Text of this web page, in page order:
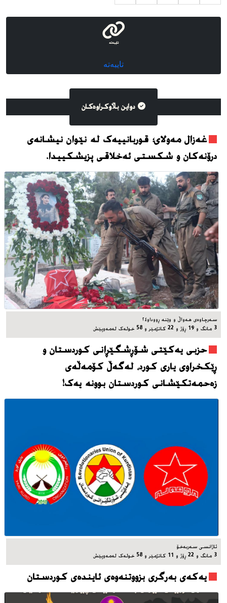
تایبەتە
تایبەتە
دواین بڵاوکراوه‌کان
غەزال مەولای؛ قوربانییەک لە نێوان نیشانەی
درۆنەکان و شکستی ئەخلاقی پزیشکییدا.
سه‌رچاوه‌ی هه‌واڵ و وێنه‌ ڕووداو٢٤
3 مانگ و 19 ڕۆژ و 22 کاتژمێر و 58 خوله‌ک له‌مه‌وپێش‌
حزبی یەکێتی شۆڕشگێڕانی کوردستان و
ڕێکخراوی یاری کورد، له‌گه‌ڵ کۆمەڵەی
زەحمەتکێشانی کوردستان بوونه‌ یه‌ک!
ئاژانسی سه‌ربه‌خۆ
3 مانگ و 22 ڕۆژ و 11 کاتژمێر و 58 خوله‌ک له‌مه‌وپێش‌
یه‌که‌ی به‌رگری بزووتنه‌وه‌ی ئاینده‌ی کوردستان